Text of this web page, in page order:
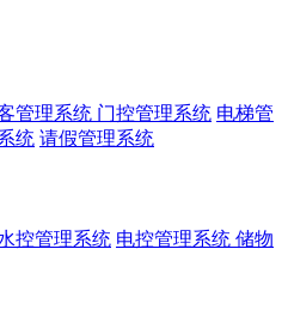
管理系统 门控管理系统 电梯管
统 请假管理系统
控管理系统 电控管理系统 储物